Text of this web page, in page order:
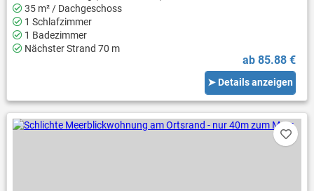
35 m² / Dachgeschoss
1 Schlafzimmer
1 Badezimmer
Nächster Strand 70 m
ab 85.88 €
➤ Details anzeigen